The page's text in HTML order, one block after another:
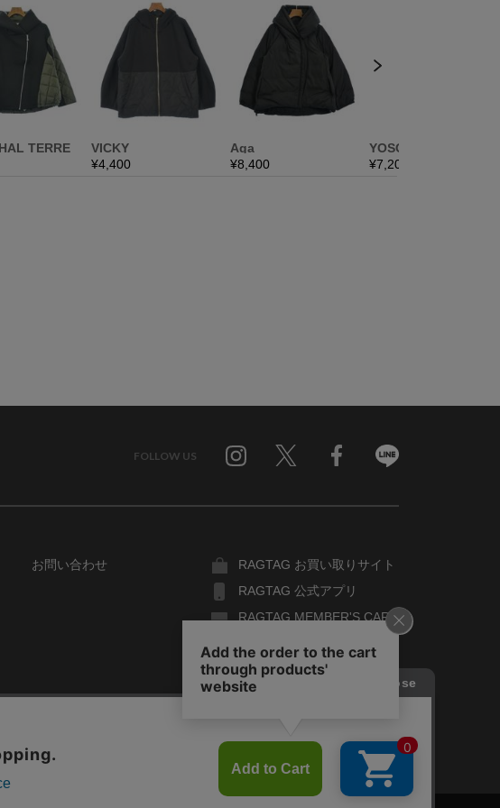
FOLLOW US
お問い合わせ
RAGTAG お買い取りサイト
RAGTAG 公式アプリ
RAGTAG MEMBER'S CARD
RAGTAG Global